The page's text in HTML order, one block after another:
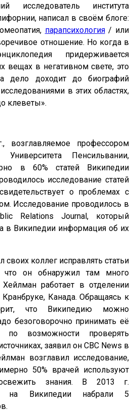
исследователь института
написал в своём блоге:
парапсихология/ или
отношение. Но когда в
придерживается
вещах в негативном свете, это
дело доходит до биографий
в этих областях,
клеветы».
возглавляемое профессором
Пенсильвании,
в 60% статей Википедии
исследование статей
о проблемах с
Исследование проводилось в
Relations Journal, который
в Википедии информация об их
своих коллег исправлять статьи
что он обнаружил там много
работает в отделении
Кранбруке, Канада. Обращаясь к
что Википедию можно
безоговорочно принимать её
по возможности проверять
заявил он CBC News в
возглавил исследование,
50% врачей используют
знания. В 2013 г.
на Википедии набрали 5